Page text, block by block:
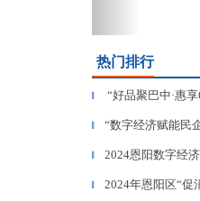
热门排行
▎ “好品聚巴中·惠
▎ “数字经济赋能民
▎ 2024恩阳数字经
▎ 2024年恩阳区“促